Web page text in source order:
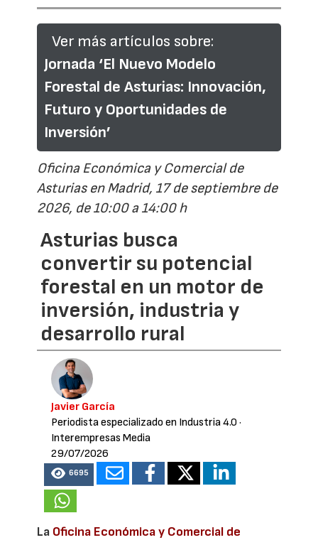
Ver más artículos sobre:
Jornada ‘El Nuevo Modelo
Forestal de Asturias: Innovación,
Futuro y Oportunidades de
Inversión’
Oficina Económica y Comercial de
Asturias en Madrid, 17 de septiembre de
2026, de 10:00 a 14:00 h
Asturias busca
convertir su potencial
forestal en un motor de
inversión, industria y
desarrollo rural
Javier García
Periodista especializado en Industria 4.0 ·
Interempresas Media
29/07/2026
6695
La Oficina Económica y Comercial de